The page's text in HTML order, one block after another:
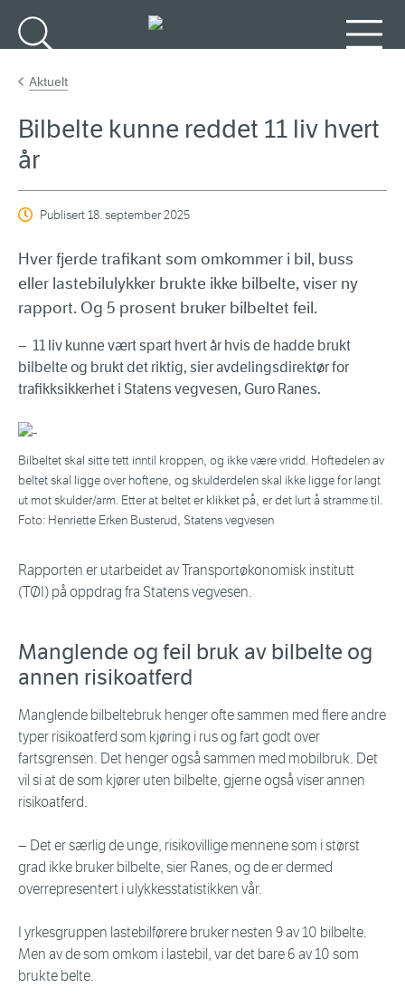
Aktuelt
Bilbelte kunne reddet 11 liv hvert
år
Publisert18. september 2025
Hver fjerde trafikant som omkommer i bil, buss
eller lastebilulykker brukte ikke bilbelte, viser ny
rapport. Og 5 prosent bruker bilbeltet feil.
− 11 liv kunne vært spart hvert år hvis de hadde brukt
bilbelte og brukt det riktig, sier avdelingsdirektør for
trafikksikkerhet i Statens vegvesen, Guro Ranes.
Bilbeltet skal sitte tett inntil kroppen, og ikke være vridd. Hoftedelen av
beltet skal ligge over hoftene, og skulderdelen skal ikke ligge for langt
ut mot skulder/arm. Etter at beltet er klikket på, er det lurt å stramme til.
Foto: Henriette Erken Busterud, Statens vegvesen
Rapporten er utarbeidet av Transportøkonomisk institutt
(TØI) på oppdrag fra Statens vegvesen.
Manglende og feil bruk av bilbelte og
annen risikoatferd
Manglende bilbeltebruk henger ofte sammen med flere andre
typer risikoatferd som kjøring i rus og fart godt over
fartsgrensen. Det henger også sammen med mobilbruk. Det
vil si at de som kjører uten bilbelte, gjerne også viser annen
risikoatferd.
− Det er særlig de unge, risikovillige mennene som i størst
grad ikke bruker bilbelte, sier Ranes, og de er dermed
overrepresentert i ulykkesstatistikken vår.
I yrkesgruppen lastebilførere bruker nesten 9 av 10 bilbelte.
Men av de som omkom i lastebil, var det bare 6 av 10 som
brukte belte.